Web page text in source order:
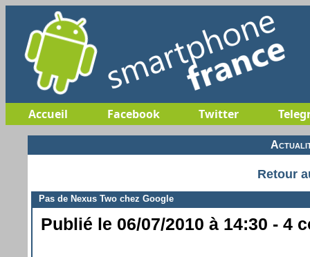
Accueil Facebook Twitter
Retour
Pas de Nexus Two chez Google
Publié le 06/07/2010 à 14:30 - 4